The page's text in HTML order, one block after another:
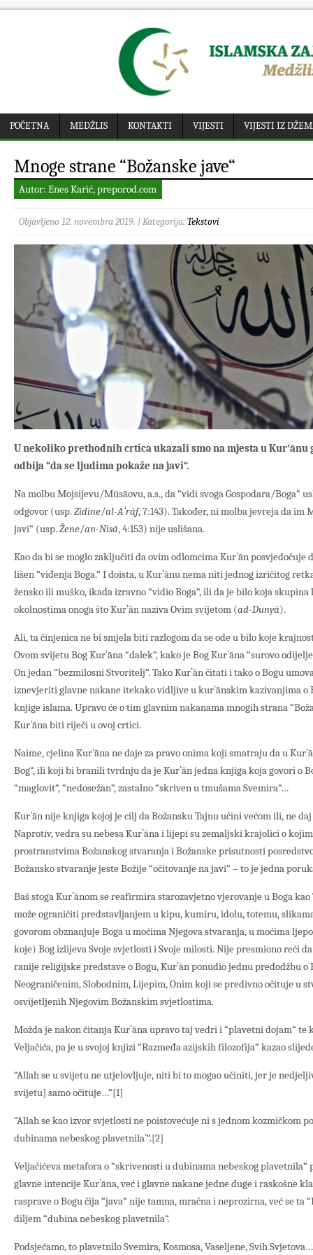
POČETNA MEDŽLIS KONTAKTI VIJESTI VIJESTI IZ
Mnoge strane “Božanske jave“
Autor: Enes Karić, preporod.com
Objavljeno 12. novembra 2019. | Kategorija: Tekstovi
U nekoliko prethodnih crtica ukazali smo na mjesta u Kurʼānu
odbija “da se ljudima pokaže na javi“.
Na molbu Mojsijevu/Mūsāovu, a.s., da “vidi svoga Gospodara/Boga“
odgovor (usp.Zidine/al-Aʻrāf, 7:143). Također, ni molba jevreja da im
javi“ (usp.Žene/an-Nisā, 4:153) nije uslišana.
Kao da bi se moglo zaključiti da ovim odlomcima Kurʼān posvjedočuje
lišen “viđenja Boga.“ I doista, u Kurʼānu nema niti jednog izričitog
žensko ili muško, ikada izravno “vidio Boga“, ili da je bilo koja skupina
okolnostima onoga što Kurʼān naziva Ovim svijetom (ad-Dunyā).
Ali, ta činjenica ne bi smjela biti razlogom da se ode u bilo koje
Ovom svijetu Bog Kurʼāna “dalek“, kako je Bog Kurʼāna “surovo
On jedan “bezmilosni Stvoritelj“. Tako Kurʼān čitati i tako o Bogu
iznevjeriti glavne nakane itekako vidljive u kurʼānskim kazivanjima o
knjige islama. Upravo će o tim glavnim nakanama mnogih strana
Kurʼāna biti riječi u ovoj crtici.
Naime, cjelina Kurʼāna ne daje za pravo onima koji smatraju da u
Bog“, ili koji bi branili tvrdnju da je Kurʼān jedna knjiga koja govori o
“maglovit“, “nedosežan“, zastalno “skriven u tmušama Svemira“…
Kurʼān nije knjiga kojoj je cilj da Božansku Tajnu učini većom ili, ne
Naprotiv, vedra su nebesa Kurʼāna i lijepi su zemaljski krajolici o
prostranstvima Božanskog stvaranja i Božanske prisutnosti
Božansko stvaranje jeste Božije “očitovanje na javi“ – to je jedna
Baš stoga Kurʼānom se reafirmira starozavjetno vjerovanje u Boga kao
može ograničiti predstavljanjem u kipu, kumiru, idolu, totemu,
govorom obznanjuje Boga u moćima Njegova stvaranja, u moćima
koje) Bog izlijeva Svoje svjetlosti i Svoje milosti. Nije presmiono reći
ranije religijske predstave o Bogu, Kurʼān ponudio jednu predodžbu o
Neograničenim, Slobodnim, Lijepim, Onim koji se predivno očituje u
osvijetljenih Njegovim Božanskim svjetlostima.
Možda je nakon čitanja Kurʼāna upravo taj vedri i “plavetni dojam“ te
Veljačića, pa je u svojoj knjizi “Razmeđa azijskih filozofija“ kazao
“Allah se u svijetu ne utjelovljuje, niti bi to mogao učiniti, jer je
svijetu] samo očituje…“[1]
“Allah se kao izvor svjetlosti ne poistovećuje ni s jednom kozmičkom
dubinama nebeskog plavetnilaʼ“.[2]
Veljačićeva metafora o “skrivenosti u dubinama nebeskog plavetnila“
glavne intencije Kurʼāna, već i glavne nakane jedne duge i raskošne
rasprave o Bogu čija “java“ nije tamna, mračna i neprozirna, već se ta
diljem “dubina nebeskog plavetnila“.
Podsjećamo, to plavetnilo Svemira, Kosmosa, Vaseljene, Svih